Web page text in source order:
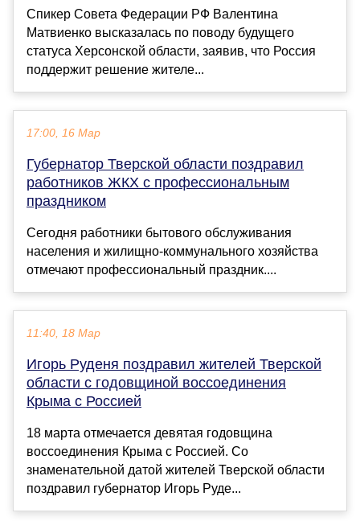
Спикер Совета Федерации РФ Валентина
Матвиенко высказалась по поводу будущего
статуса Херсонской области, заявив, что Россия
поддержит решение жителе...
17:00, 16 Мар
Губернатор Тверской области поздравил
работников ЖКХ с профессиональным
праздником
Сегодня работники бытового обслуживания
населения и жилищно-коммунального хозяйства
отмечают профессиональный праздник....
11:40, 18 Мар
Игорь Руденя поздравил жителей Тверской
области с годовщиной воссоединения
Крыма с Россией
18 марта отмечается девятая годовщина
воссоединения Крыма с Россией. Со
знаменательной датой жителей Тверской области
поздравил губернатор Игорь Руде...